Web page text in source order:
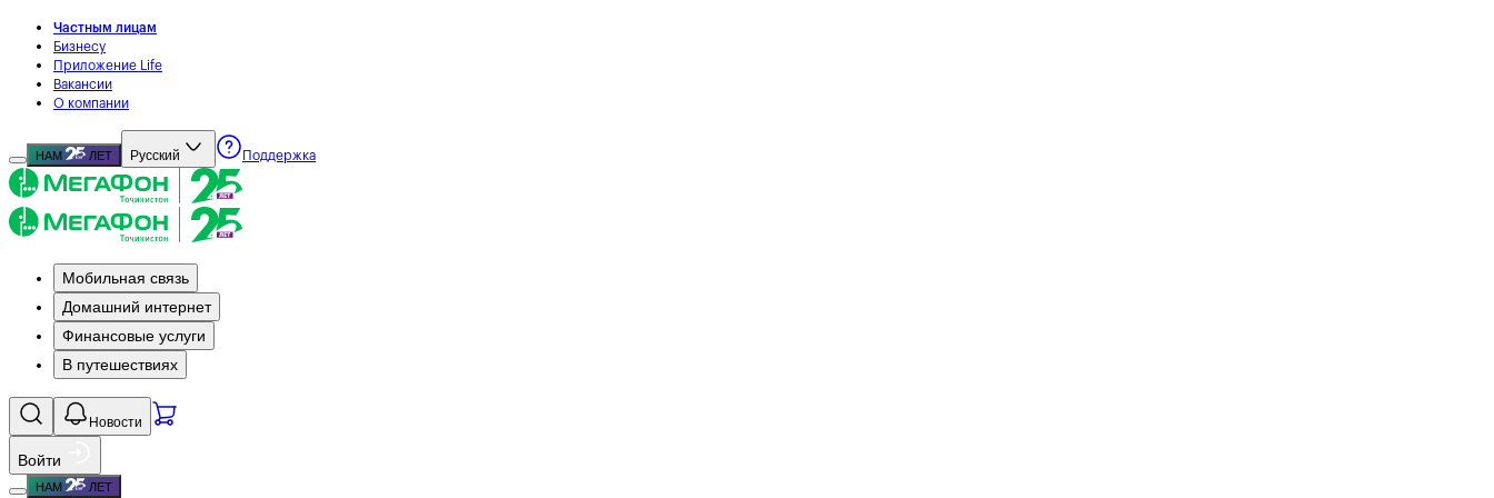
Частным лицам
Бизнесу
Приложение Life
Вакансии
О компании
НАМ ЛЕТ Русский Поддержка
Мобильная связь
Домашний интернет
Финансовые услуги
В путешествиях
Новости
Войти
НАМ ЛЕТ